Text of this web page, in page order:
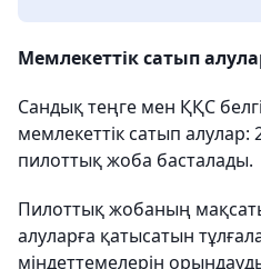
Мемлекеттік сатып
Сандық теңге мен ҚҚС
мемлекеттік сатып
пилоттық жоба басталады.
Пилоттық жобаның
алуларға қатысатын
міндеттемелерін